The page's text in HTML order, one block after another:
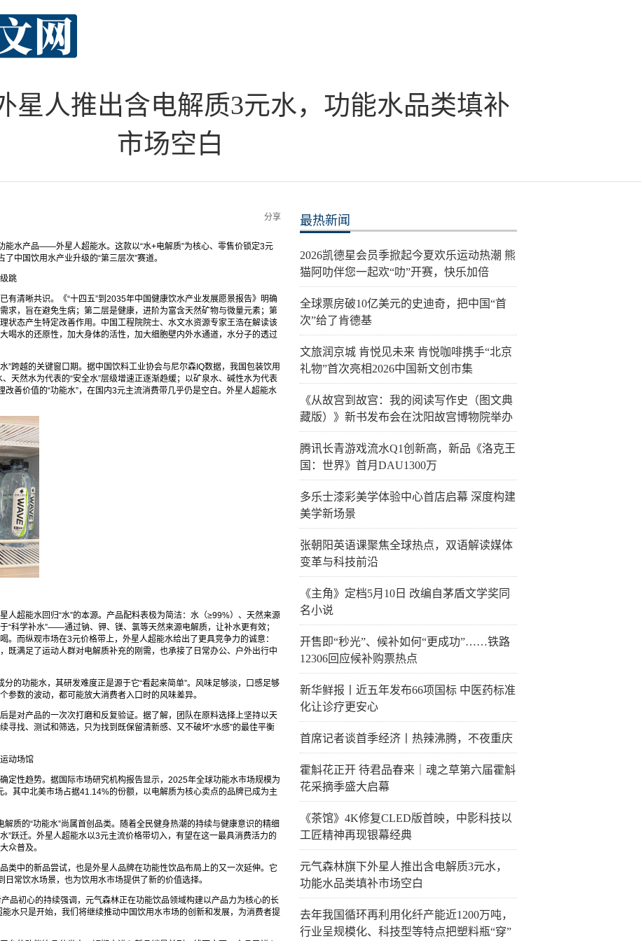
星人推出含电解质3元水，功能水品类填补
市场空白
分享
能水产品——外星人超能水。这款以“水+电解质”为核心、零售价锁定3元
中国饮用水产业升级的“第三层次”赛道。
跳
有清晰共识。《“十四五”到2035年中国健康饮水产业发展愿景报告》明确
求，旨在避免生病；第二层是健康，进阶为富含天然矿物与微量元素；第
状态产生特定改善作用。中国工程院院士、水文水资源专家王浩在解读该
喝水的还原性，加大身体的活性，加大细胞壁内外水通道，水分子的透过
”跨越的关键窗口期。据中国饮料工业协会与尼尔森IQ数据，我国包装饮用
天然水为代表的“安全水”层级增速正逐渐趋缓；以矿泉水、碱性水为代表
改善价值的“功能水”，在国内3元主流消费带几乎仍是空白。外星人超能水
人超能水回归“水”的本源。产品配料表极为简洁：水（≥99%）、天然来源
“科学补水”——通过钠、钾、镁、氯等天然来源电解质，让补水更有效；
。而纵观市场在3元价格带上，外星人超能水给出了更具竞争力的诚意：
既满足了运动人群对电解质补充的刚需，也承接了日常办公、户外出行中
的功能水，其研发难度正是源于它“看起来简单”。风味足够淡，口感足够
数的波动，都可能放大消费者入口时的风味差异。
是对产品的一次次打磨和反复验证。据了解，团队在原料选择上坚持以天
寻找、测试和筛选，只为找到既保留清新感、又不破坏“水感”的最佳平衡
动场馆
定性趋势。据国际市场研究机构报告显示，2025年全球功能水市场规模为
其中北美市场占据41.14%的份额，以电解质为核心卖点的品牌已成为主
质的“功能水”尚属首创品类。随着全民健身热潮的持续与健康意识的精细
”跃迁。外星人超能水以3元主流价格带切入，有望在这一最具消费活力的
众普及。
类中的新品尝试，也是外星人品牌在功能性饮品布局上的又一次延伸。它
常饮水场景，也为饮用水市场提供了新的价值选择。
品初心的持续强调，元气森林正在功能饮品领域构建以产品力为核心的长
水只是开始，我们将继续推动中国饮用水市场的创新和发展，为消费者提
最热新闻
2026凯德星会员季掀起今夏欢乐运动热潮 熊
猫阿叻伴您一起欢“叻”开赛，快乐加倍
全球票房破10亿美元的史迪奇，把中国“首
次”给了肯德基
文旅润京城 肯悦见未来 肯悦咖啡携手“北京
礼物”首次亮相2026中国新文创市集
《从故宫到故宫：我的阅读写作史（图文典
藏版）》新书发布会在沈阳故宫博物院举办
腾讯长青游戏流水Q1创新高，新品《洛克王
国：世界》首月DAU1300万
多乐士漆彩美学体验中心首店启幕 深度构建
美学新场景
张朝阳英语课聚焦全球热点，双语解读媒体
变革与科技前沿
《主角》定档5月10日 改编自茅盾文学奖同
名小说
开售即“秒光”、候补如何“更成功”……铁路
12306回应候补购票热点
新华鲜报丨近五年发布66项国标 中医药标准
化让诊疗更安心
首席记者谈首季经济丨热辣沸腾，不夜重庆
霍斛花正开 待君品春来｜魂之草第六届霍斛
花采摘季盛大启幕
《茶馆》4K修复CLED版首映，中影科技以
工匠精神再现银幕经典
元气森林旗下外星人推出含电解质3元水，
功能水品类填补市场空白
去年我国循环再利用化纤产能近1200万吨，
行业呈规模化、科技型等特点把塑料瓶“穿”